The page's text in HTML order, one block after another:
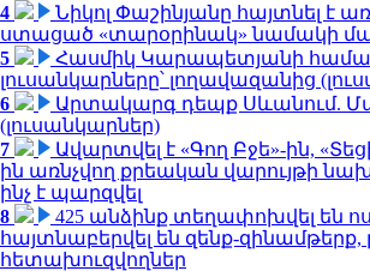
4
Նիկոլ Փաշինյանը հայտնել է
ստացած «տարօրինակ» նամակի
5
Հասմիկ Կարապետյանի
լուսանկարները՝ լողավազանից
6
Արտակարգ դեպք Սևանում.
(լուսանկարներ)
7
Ավարտվել է «Գող Բջե»-ին,
ին առնչվող քրեական վարույթի
ինչ է պարզվել
8
425 անձինք տեղափոխվել են
հայտնաբերվել են զենք-
հետախուզվողներ